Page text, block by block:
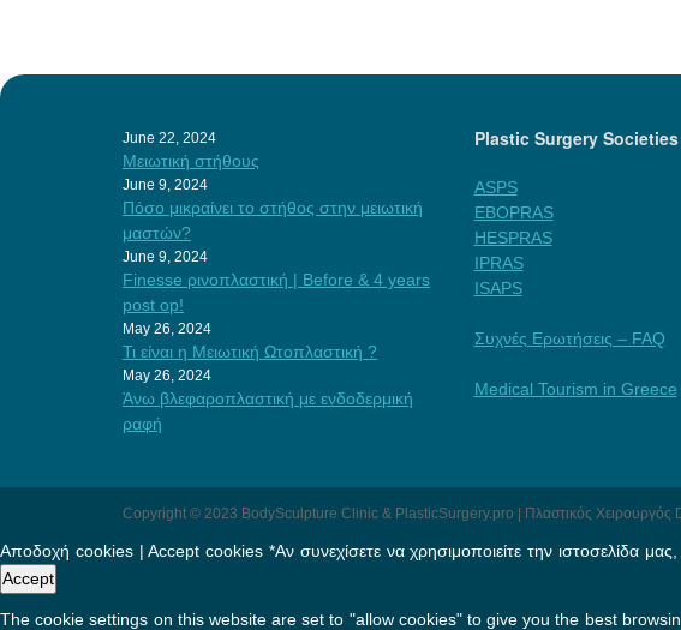
June 22, 2024
Μειωτική στήθους
June 9, 2024
Πόσο μικραίνει το στήθος στην μειωτική
μαστών?
June 9, 2024
Finesse ρινοπλαστική | Before & 4 years
post op!
May 26, 2024
Τι είναι η Μειωτική Ωτοπλαστική ?
May 26, 2024
Άνω βλεφαροπλαστική με ενδοδερμική
ραφή
Plastic Surgery Societies
ASPS
EBOPRAS
HESPRAS
IPRAS
ISAPS
Συχνές Ερωτήσεις – FAQ
Medical Tourism in Greece
Copyright © 2023 BodySculpture Clinic & PlasticSurgery.pro | Πλαστικός Χειρουργός
Αποδοχή cookies | Accept cookies *Αν συνεχίσετε να χρησιμοποιείτε την ιστοσελίδα
Accept
The cookie settings on this website are set to "allow cookies" to give you the best